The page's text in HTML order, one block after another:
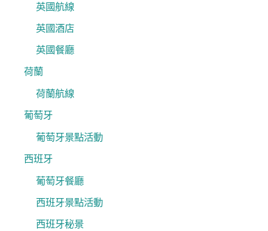
英國航線
英國酒店
英國餐廳
荷蘭
荷蘭航線
葡萄牙
葡萄牙景點活動
西班牙
葡萄牙餐廳
西班牙景點活動
西班牙秘景